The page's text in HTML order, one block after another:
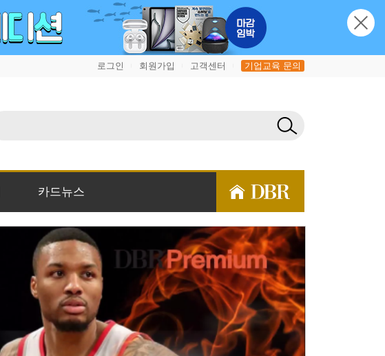
로그인 회원가입 고객센터 기업교육 문의
카드뉴스